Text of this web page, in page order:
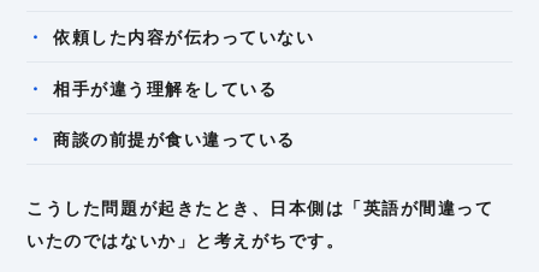
依頼した内容が伝わっていない
相手が違う理解をしている
商談の前提が食い違っている
こうした問題が起きたとき、日本側は「英語が間違って
いたのではないか」と考えがちです。